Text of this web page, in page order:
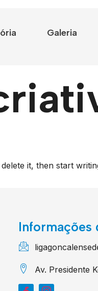
Galeria
it, then start
Informações
Av. Presidente